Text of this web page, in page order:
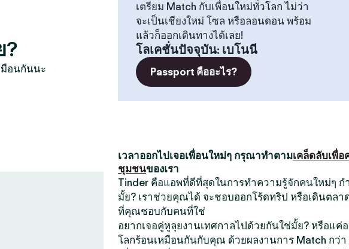
?
มือนกันนะ
เตรียม Match กับเพื่อนใหม่ทั่วโลก ไม่ว่า
จะเป็นเชียงใหม่ โซล หรือลอนดอน พร้อม
แล้วก็ออกเดินทางได้เลย!
โลเคชั่นปัจจุบัน: เบโนนี
Passport คืออะไร?
เวลาออกไปเจอเพื่อนใหม่ๆ กรุณาทำตามเคล็ดลับเพื่
ชุมชนของเรา
Tinder คือแอพที่ดีที่สุดในการทำความรู้จักคนใหม่ๆ
มั้ย? เราช่วยคุณได้ จะชอบออกโร้ดทริป หรือเดินตล
ที่คุณชอบกับคนที่ใช่
อยากเจอคู่หูลุยงานเทศกาลไปด้วยกันใช่มั้ย? หรือแค่
โลกร้อนเหมือนกันกับคุณ ด้วยผลงานการ Match กว่า